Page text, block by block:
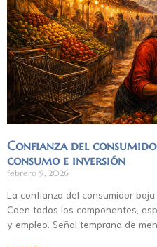
Confianza del
consumo e inversión
febrero 9, 2026
La confianza del consumidor
Caen todos los componentes,
y empleo. Señal temprana de